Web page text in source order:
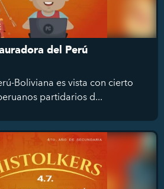
del Perú
Boliviana es vista con cierto
partidarios d...